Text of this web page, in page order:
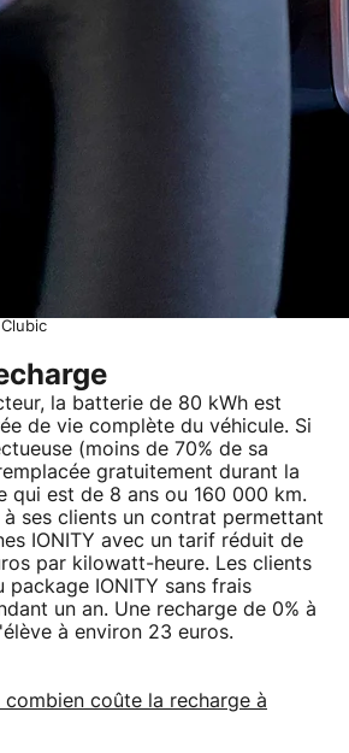
la batterie de 80 kWh est
de vie complète du véhicule. Si
(moins de 70% de sa
gratuitement durant la
qui est de 8 ans ou 160 000 km.
ses clients un contrat permettant
IONITY avec un tarif réduit de
par kilowatt-heure. Les clients
package IONITY sans frais
un an. Une recharge de 0% à
à environ 23 euros.
coûte la recharge à